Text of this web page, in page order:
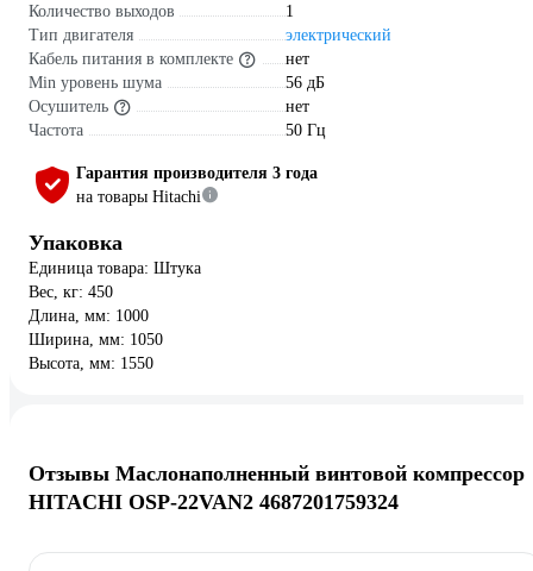
Количество выходов
1
Тип двигателя
электрический
Кабель питания в комплекте
нет
Min уровень шума
56 дБ
Осушитель
нет
Частота
50 Гц
Гарантия производителя 3 года
на товары Hitachi
Упаковка
Единица товара: Штука
Вес, кг: 450
Длина, мм: 1000
Ширина, мм: 1050
Высота, мм: 1550
Отзывы Маслонаполненный винтовой компрессор
HITACHI OSP-22VAN2 4687201759324